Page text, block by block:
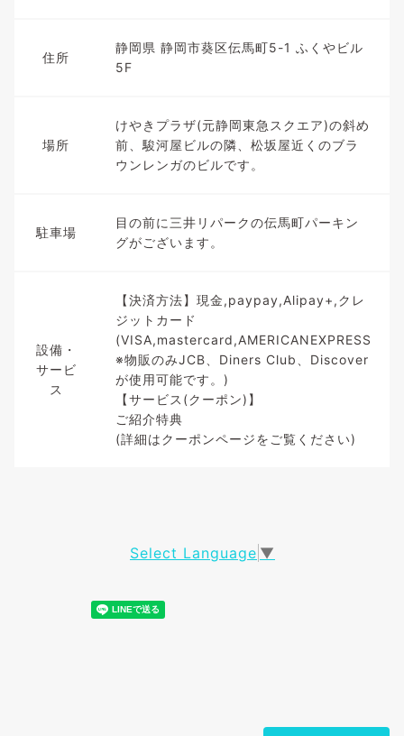
住所
静岡県 静岡市葵区伝馬町5-1 ふくやビル
5F
場所
けやきプラザ(元静岡東急スクエア)の斜め
前、駿河屋ビルの隣、松坂屋近くのブラ
ウンレンガのビルです。
駐車場
目の前に三井リパークの伝馬町パーキン
グがございます。
設備・
サービ
ス
【決済方法】現金,paypay,Alipay+,クレ
ジットカード
(VISA,mastercard,AMERICANEXPRESS
※物販のみJCB、Diners Club、Discover
が使用可能です。)
【サービス(クーポン)】
ご紹介特典
(詳細はクーポンページをご覧ください)
Select Language ▼